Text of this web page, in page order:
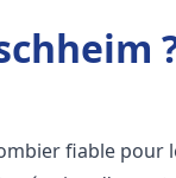
fiable pour